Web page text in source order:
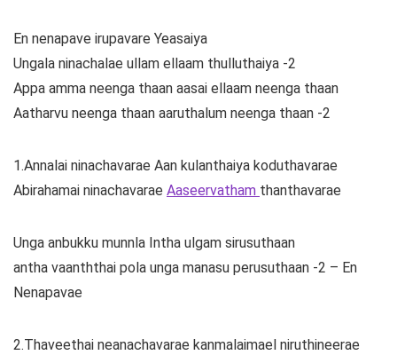
En nenapave irupavare Yeasaiya
Ungala ninachalae ullam ellaam thulluthaiya -2
Appa amma neenga thaan aasai ellaam neenga thaan
Aatharvu neenga thaan aaruthalum neenga thaan -2
1.Annalai ninachavarae Aan kulanthaiya koduthavarae
Abirahamai ninachavarae Aaseervatham thanthavarae
Unga anbukku munnla Intha ulgam sirusuthaan
antha vaanththai pola unga manasu perusuthaan -2 – En
Nenapavae
2.Thaveethai neanachavarae kanmalaimael niruthineerae